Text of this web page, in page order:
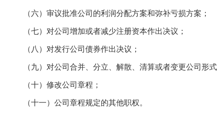
（六）审议批准公司的利润分配方案和弥补亏损方案；
（七）对公司增加或者减少注册资本作出决议；
（八）对发行公司债券作出决议；
（九）对公司合并、分立、解散、清算或者变更公司形
（十）修改公司章程；
（十一）公司章程规定的其他职权。